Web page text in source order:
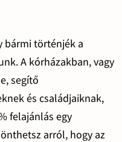
bármi történjék a
A kórházakban, vagy
segítő
és családjaiknak,
felajánlás egy
arról, hogy az